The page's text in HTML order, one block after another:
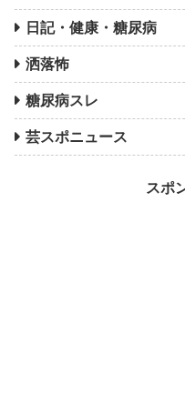
日記・健康・糖尿病
洒落怖
糖尿病スレ
芸スポニュース
スポ